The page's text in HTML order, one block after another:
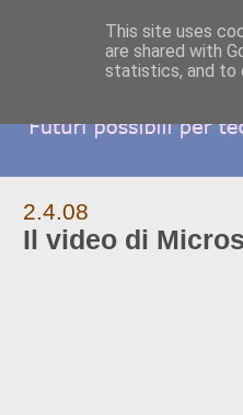
2.4.08
Il video di
This site uses
are shared with
statistics, and to